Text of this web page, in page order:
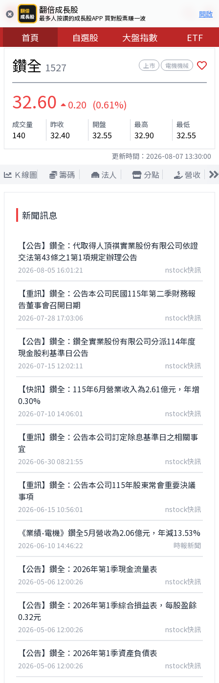
翻倍成長股
最多人按讚的成長股APP 買對股票賺一波 開啟
首頁 自選股 大盤指數 ETF
鑽全 1527 上市 電機機械
32.60 0.20 (0.61%)
成交量
140
昨收
32.40
開盤
32.55
最高
32.90
最低
32.55
更新時間： 2026-08-07 13:30:00
Ｋ線圖 籌碼 法人 分點 營收
新聞訊息
【公告】鑽全：代取得人頂祺實業股份有限公司依證
交法第43條之1第1項規定辦理公告
2026-08-05 16:01:21 nstock快訊
【重訊】鑽全：公告本公司民國115年第二季財務報
告董事會召開日期
2026-07-28 17:03:06 nstock快訊
【公告】鑽全：鑽全實業股份有限公司分派114年度
現金股利基準日公告
2026-07-15 12:02:11 nstock快訊
【快訊】鑽全：115年6月營業收入為2.61億元，年增
0.30%
2026-07-10 14:06:01 nstock快訊
【重訊】鑽全：公告本公司訂定除息基準日之相關事
宜
2026-06-30 08:21:55 nstock快訊
【重訊】鑽全：公告本公司115年股東常會重要決議
事項
2026-06-15 10:56:01 nstock快訊
《業績-電機》鑽全5月營收為2.06億元，年減13.53%
2026-06-10 14:46:22 時報新聞
【公告】鑽全：2026年第1季現金流量表
2026-05-06 12:00:26 nstock快訊
【公告】鑽全：2026年第1季綜合損益表，每股盈餘
0.32元
2026-05-06 12:00:26 nstock快訊
【公告】鑽全：2026年第1季資產負債表
2026-05-06 12:00:26 nstock快訊